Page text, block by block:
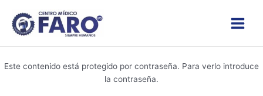
contenido
Menu
Este contenido está protegido por contraseña. Para verlo introduce
la contraseña.